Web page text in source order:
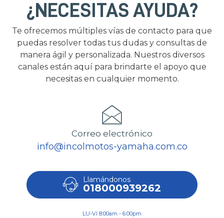
¿NECESITAS AYUDA?
Te ofrecemos múltiples vías de contacto para que
puedas resolver todas tus dudas y consultas de
manera ágil y personalizada. Nuestros diversos
canales están aquí para brindarte el apoyo que
necesitas en cualquier momento.
Correo electrónico
info@incolmotos-yamaha.com.co
Llamándonos
018000939262
LU-VI 8:00am - 6:00pm